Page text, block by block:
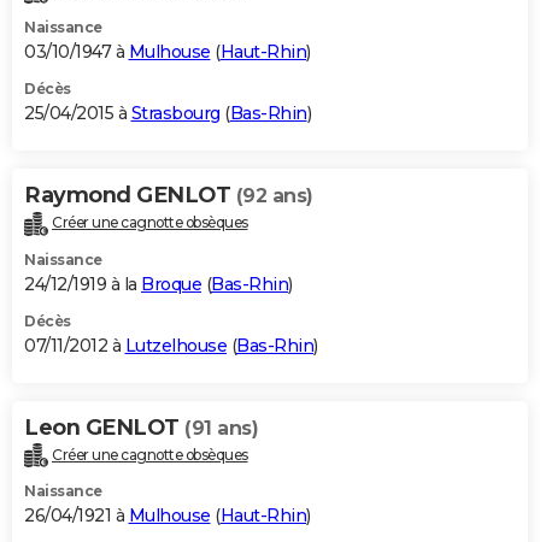
Naissance
03/10/1947 à Mulhouse (Haut-Rhin)
Décès
25/04/2015 à Strasbourg (Bas-Rhin)
Raymond GENLOT (92 ans)
Créer une cagnotte obsèques
Naissance
24/12/1919 à la Broque (Bas-Rhin)
Décès
07/11/2012 à Lutzelhouse (Bas-Rhin)
Leon GENLOT (91 ans)
Créer une cagnotte obsèques
Naissance
26/04/1921 à Mulhouse (Haut-Rhin)